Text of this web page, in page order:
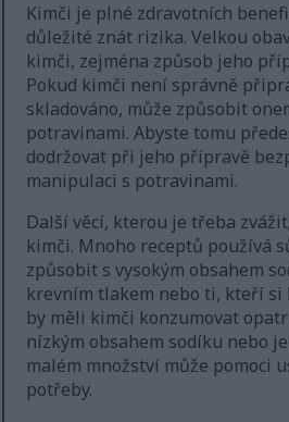
Kimči je plné zdravotních
důležité znát rizika. Velkou
kimči, zejména způsob jeho
Pokud kimči není správně
skladováno, může způsobit
potravinami. Abyste tomu
dodržovat při jeho přípravě
manipulaci s potravinami.
Další věcí, kterou je třeba
kimči. Mnoho receptů používá
způsobit s vysokým obsahem
krevním tlakem nebo ti, kteří
by měli kimči konzumovat
nízkým obsahem sodíku nebo
malém množství může pomoci
potřeby.